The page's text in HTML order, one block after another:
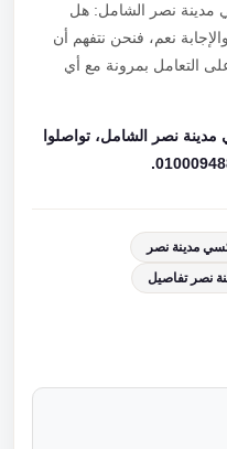
مدينة نصر الشامل: هل
نعم، فنحن نتفهم أن
التعامل بمرونة مع أي
نصر الشامل، تواصلوا
مدينة نصر
نصر تفاصيل